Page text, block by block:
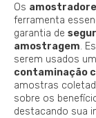
Os
ferramenta
garantia de
amostragem.
serem usados
contaminação
amostras
sobre os
destacando sua